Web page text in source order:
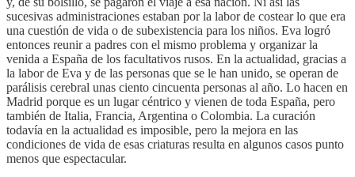
sucesivas administraciones estaban por la labor de costear lo que era
una cuestión de vida o de subexistencia para los niños. Eva logró
entonces reunir a padres con el mismo problema y organizar la
venida a España de los facultativos rusos. En la actualidad, gracias a
la labor de Eva y de las personas que se le han unido, se operan de
parálisis cerebral unas ciento cincuenta personas al año. Lo hacen en
Madrid porque es un lugar céntrico y vienen de toda España, pero
también de Italia, Francia, Argentina o Colombia. La curación
todavía en la actualidad es imposible, pero la mejora en las
condiciones de vida de esas criaturas resulta en algunos casos punto
menos que espectacular.